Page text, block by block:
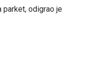
parket, odigrao je